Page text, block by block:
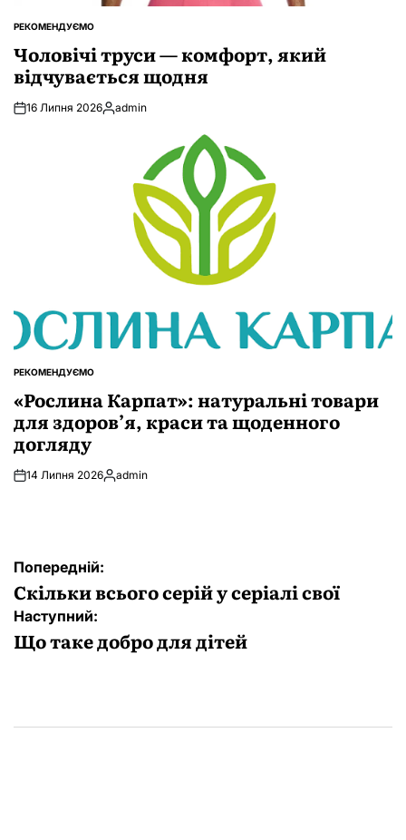
ОПУБЛІКУВАТИ
РЕКОМЕНДУЄМО
Чоловічі труси — комфорт, який
відчувається щодня
16 Липня 2026Опубліковано
admin
ОПУБЛІКУВАТИ
РЕКОМЕНДУЄМО
«Рослина Карпат»: натуральні товари
для здоров’я, краси та щоденного
догляду
14 Липня 2026Опубліковано
admin
Навігація
записів
Попередній:
Скільки всього серій у серіалі свої
Наступний:
Що таке добро для дітей